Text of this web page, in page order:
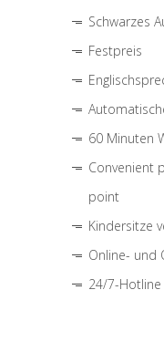
Schwarzes
Festpreis
60 Minuten
Convenient
point
Kindersitze
Online- und
24/7-Hotline